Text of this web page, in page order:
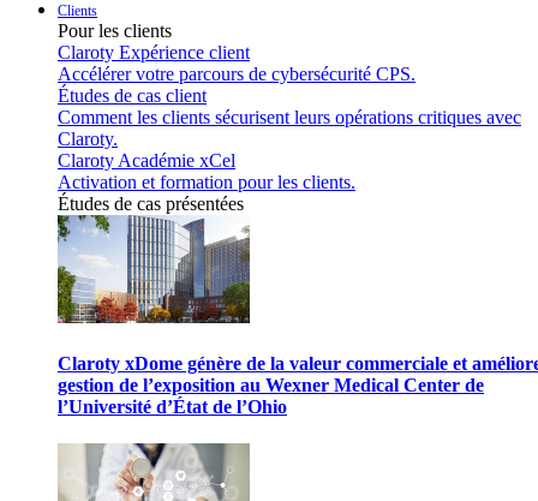
Clients
Pour les clients
Claroty Expérience client
Accélérer votre parcours de cybersécurité CPS.
Études de cas client
Comment les clients sécurisent leurs opérations critiques avec
Claroty.
Claroty Académie xCel
Activation et formation pour les clients.
Études de cas présentées
Claroty xDome génère de la valeur commerciale et
gestion de l’exposition au Wexner Medical Center de
l’Université d’État de l’Ohio